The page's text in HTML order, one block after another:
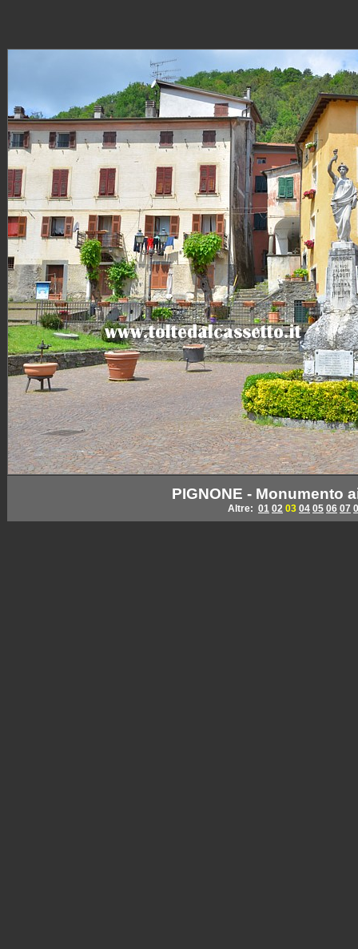
PIGNONE - Monumento
Altre: 01 02 03 04 05 06 07